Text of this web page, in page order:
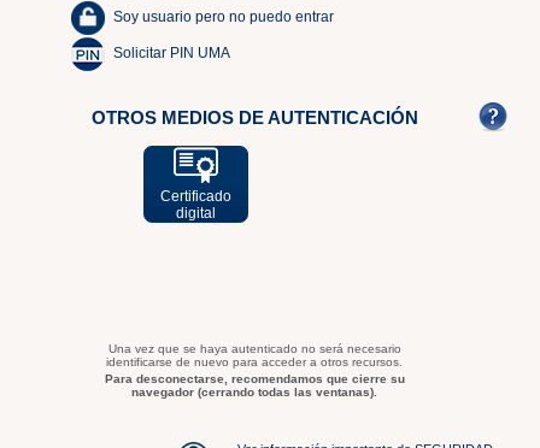
Soy usuario pero no puedo entrar
Solicitar PIN UMA
OTROS MEDIOS DE AUTENTICACIÓN
Certificado
digital
Una vez que se haya autenticado no será necesario
identificarse de nuevo para acceder a otros recursos.
Para desconectarse, recomendamos que cierre su
navegador (cerrando todas las ventanas).